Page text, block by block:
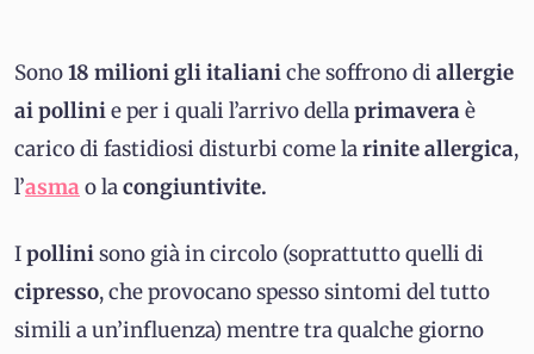
Sono18 milioni gli italianiche soffrono di allergie
ai pollinie per i quali l’arrivo dellaprimaveraè
carico di fastidiosi disturbi come larinite allergica,
l’asma o lacongiuntivite.
Ipollinisono già in circolo (soprattutto quelli di
cipresso, che provocano spesso sintomi del tutto
simili a un’influenza) mentre tra qualche giorno